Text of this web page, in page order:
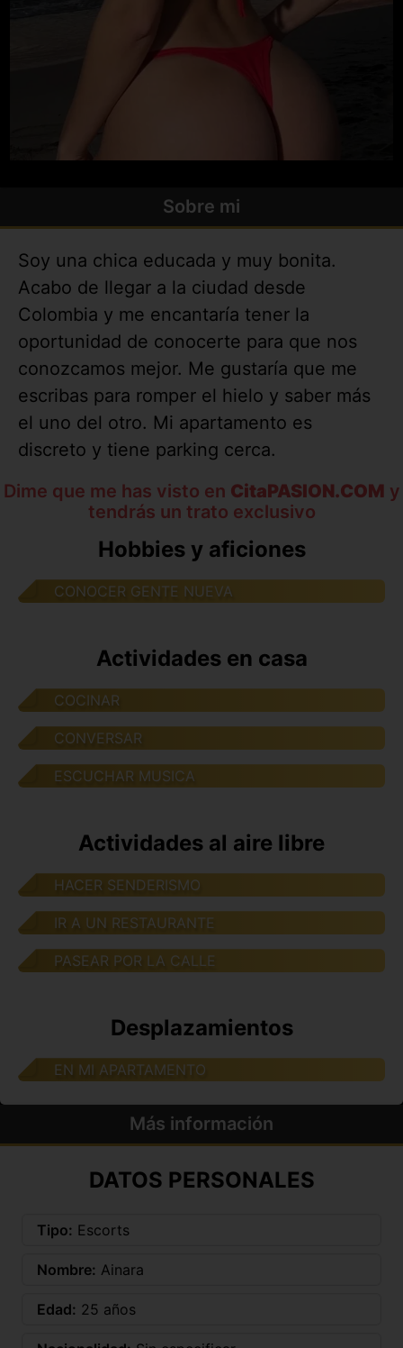
Sobre mi
Soy una chica educada y muy bonita.
Acabo de llegar a la ciudad desde
Colombia y me encantaría tener la
oportunidad de conocerte para que nos
conozcamos mejor. Me gustaría que me
escribas para romper el hielo y saber más
el uno del otro. Mi apartamento es
discreto y tiene parking cerca.
Dime que me has visto en CitaPASION.COM y
tendrás un trato exclusivo
Hobbies y aficiones
CONOCER GENTE NUEVA
Actividades en casa
COCINAR
CONVERSAR
ESCUCHAR MUSICA
Actividades al aire libre
HACER SENDERISMO
IR A UN RESTAURANTE
PASEAR POR LA CALLE
Desplazamientos
EN MI APARTAMENTO
Más información
DATOS PERSONALES
Tipo: Escorts
Nombre: Ainara
Edad: 25 años